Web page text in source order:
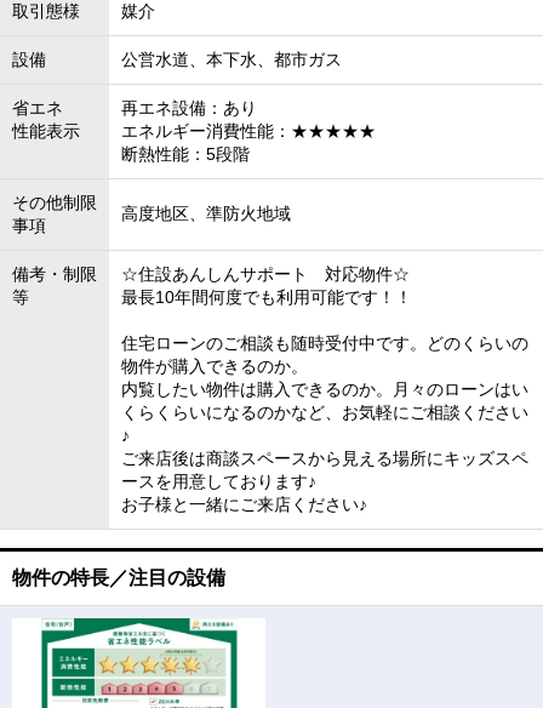
取引態様 媒介
設備 公営水道、本下水、都市ガス
省エネ
性能表示
再エネ設備：あり
エネルギー消費性能：★★★★★
断熱性能：5段階
その他制限
事項
高度地区、準防火地域
備考・制限
等
☆住設あんしんサポート 対応物件☆
最長10年間何度でも利用可能です！！
住宅ローンのご相談も随時受付中です。どのくらいの
物件が購入できるのか。
内覧したい物件は購入できるのか。月々のローンはい
くらくらいになるのかなど、お気軽にご相談ください
♪
ご来店後は商談スペースから見える場所にキッズスペ
ースを用意しております♪
お子様と一緒にご来店ください♪
物件の特長／注目の設備